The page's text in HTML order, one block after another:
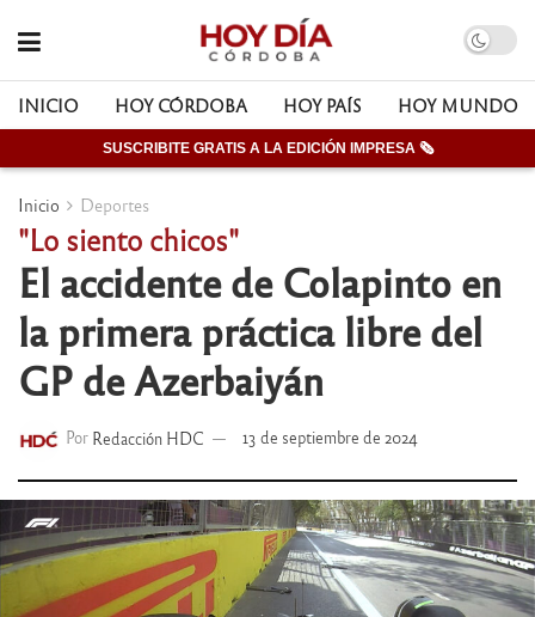
INICIO HOY CÓRDOBA HOY PAÍS HOY MUNDO
SUSCRIBITE GRATIS A LA EDICIÓN IMPRESA 🗞
Inicio Deportes
"Lo siento chicos"
El accidente de Colapinto en
la primera práctica libre del
GP de Azerbaiyán
Por Redacción HDC 13 de septiembre de 2024